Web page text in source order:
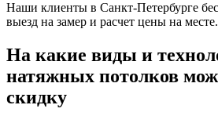
Наши клиенты в Санкт-Петербурге
выезд на замер и расчет цены на месте.
На какие виды и
натяжных потолков
скидку